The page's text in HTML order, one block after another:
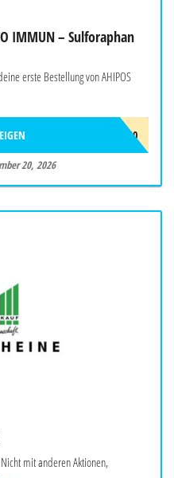
IMMUN – Sulforaphan
erste Bestellung von AHIPOS
IMMUNBOOST10
20, 2026
mit anderen Aktionen,